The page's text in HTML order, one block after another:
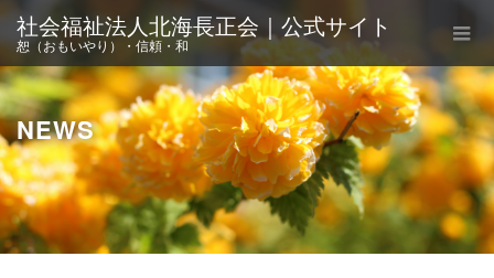
社会福祉法人北海長正会｜公式サイト
恕（おもいやり）・信頼・和
NEWS